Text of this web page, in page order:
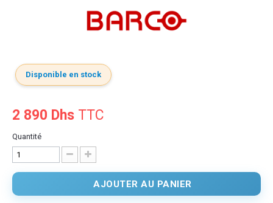
Disponible en stock
2 890 Dhs TTC
Quantité
AJOUTER AU PANIER